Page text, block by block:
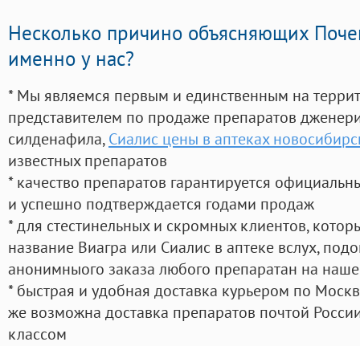
Несколько причино объясняющих
именно у нас?
* Мы являемся первым и единственным на
представителем по продаже препаратов
силденафила, Сиалис цены в аптеках
известных препаратов
* качество препаратов гарантируется
и успешно подтверждается годами продаж
* для стестинельных и скромных клиентов,
название Виагра или Сиалис в аптеке вслух,
анонимныого заказа любого препаратан на
* быстрая и удобная доставка курьером по
же возможна доставка препаратов почтой
классом